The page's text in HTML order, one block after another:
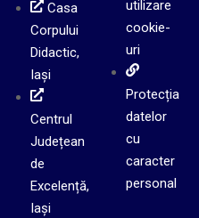
Casa
Corpului
Didactic,
Iași
Centrul
Județean
de
Excelență,
Iași
utilizare
cookie-
uri
Protecția
datelor
cu
caracter
personal